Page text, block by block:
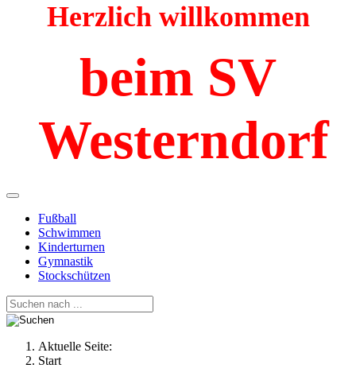
Herzlich willkommen
beim SV
Westerndorf
Fußball
Schwimmen
Kinderturnen
Gymnastik
Stockschützen
Aktuelle Seite:
Start